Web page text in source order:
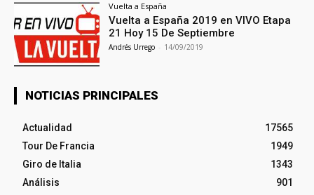
Vuelta a España
Vuelta a España 2019 en VIVO Etapa
21 Hoy 15 De Septiembre
Andrés Urrego - 14/09/2019
NOTICIAS PRINCIPALES
Actualidad
17565
Tour De Francia
1949
Giro de Italia
1343
Análisis
901